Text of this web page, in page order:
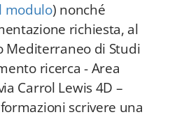
modulo) nonché
richiesta, al
Mediterraneo di Studi
ricerca - Area
Carrol Lewis 4D –
scrivere una